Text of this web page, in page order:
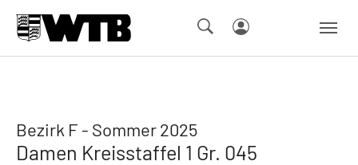
Bezirk F - Sommer 2025
Damen Kreisstaffel 1 Gr. 045